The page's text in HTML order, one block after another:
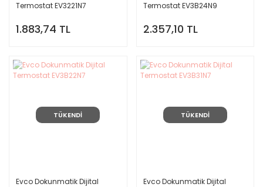
Termostat EV3221N7
1.883,74 TL
Termostat EV3B24N9
2.357,10 TL
TÜKENDİ
Evco Dokunmatik Dijital
TÜKENDİ
Evco Dokunmatik Dijital